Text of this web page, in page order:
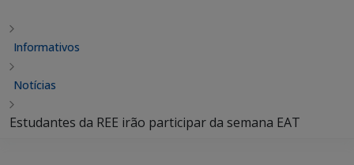
Informativos
Notícias
Estudantes da REE irão participar da semana EAT